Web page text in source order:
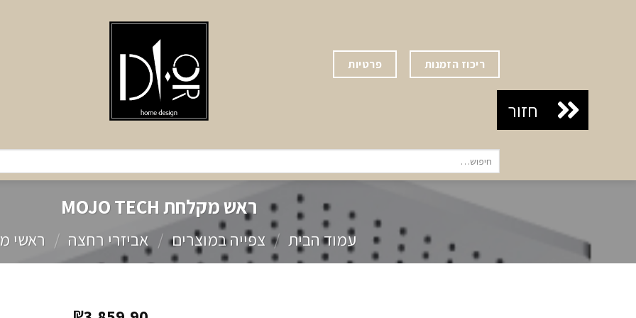
ריכוז הזמנות פרטיות
עבור:
ראש מקלחת MOJO TECH
עמוד הבית / צפייה במוצרים / אביזרי רחצה / ראשי
₪